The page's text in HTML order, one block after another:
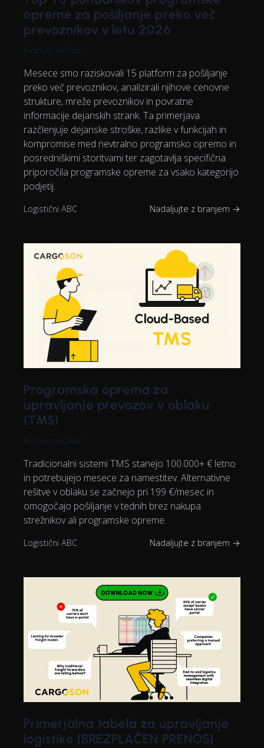
opreme za pošiljanje preko več
prevoznikov v letu 2026
Rasmus Leichter
Mesece smo raziskovali 15 platform za pošiljanje
preko več prevoznikov, analizirali njihove cenovne
strukture, mreže prevoznikov in povratne
informacije dejanskih strank. Ta primerjava
razčlenjuje dejanske stroške, razlike v funkcijah in
kompromise med nevtralno programsko opremo in
posredniškimi storitvami ter zagotavlja specifična
priporočila programske opreme za vsako kategorijo
podjetij.
Logistični ABC Nadaljujte z branjem →
Programska oprema za
upravljanje prevozov v oblaku
(TMS)
Rasmus Leichter
Tradicionalni sistemi TMS stanejo 100.000+ € letno
in potrebujejo mesece za namestitev. Alternativne
rešitve v oblaku se začnejo pri 199 €/mesec in
omogočajo pošiljanje v tednih brez nakupa
strežnikov ali programske opreme.
Logistični ABC Nadaljujte z branjem →
Primerjalna tabela za upravljanje
logistike [BREZPLAČEN PRENOS]